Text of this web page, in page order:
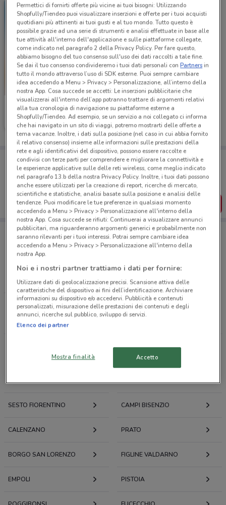
Ferrarelle
Scade il 16/08 1.3 km
Porta DoveConviene sempre con te!
Puoi trovare le migliori offerte dei negozi vicino a te,
salvarle e creare la tua lista del risparmio, comodamente
dal tuo cellulare.
SCARICA L’APP
Negozi di Novità a Firenze
LOACKER
Tutti i negozi
Volantini e offerte intorno a Firenze
SESTO FIORENTINO CAMPI BISENZIO
CALENZANO PRATO
BORGO SAN LORENZO FIGLINE VALDARNO
EMPOLI PISTOIA
Permettici di fornirti offerte più vicine ai tuoi bisogni: Utilizzando
Shopfully/Tiendeo puoi visualizzare inserzioni e offerte per i tuoi acquisti
quotidiani più attinenti ai tuoi gusti e al tuo mondo. Tutto questo è
possibile grazie ad una serie di strumenti e analisi effettuate in base alle
tue attività all'interno dell'applicazione e sulle piattaforme collegate,
come indicato nel paragrafo 2 della Privacy Policy. Per fare questo,
abbiamo bisogno del tuo consenso sull'uso dei dati raccolti a tale fine.
Se dai il tuo consenso condivideremo i tuoi dati personali conPartnersin
tutto il mondo attraverso l’uso di SDK esterne. Puoi sempre cambiare
idea accedendo a Menu > Privacy > Personalizzazione, all’interno della
nostra App. Cosa succede se accetti: Le inserzioni pubblicitarie che
visualizzerai all'interno dell’app potranno trattare di argomenti relativi
alla tua cronologia di navigazione su piattaforme esterne a
Shopfully/Tiendeo. Ad esempio, se un servizio a noi collegato ci informa
che hai navigato in un sito di viaggi, potremo mostrarti delle offerte a
tema vacanze. Inoltre, i dati sulla posizione (nel caso in cui abbia fornito
il relativo consenso) insieme alle informazioni sulle prestazioni della
rete e agli identificativi del dispositivo, possono essere raccolte e
condivisi con terze parti per comprendere e migliorare la connettività e
le esperienze applicative sulle delle reti wireless, come meglio indicato
nel paragrafo 13.b della nostra Privacy Policy. Inoltre, i tuoi dati possono
anche essere utilizzati per la creazione di report, ricerche di mercato,
scientifiche e statistiche, analisi basate sulla posizione e analisi delle
tendenze. Puoi modificare le tue preferenze in qualsiasi momento
accedendo a Menu > Privacy > Personalizzazione all'interno della
nostra App. Cosa succede se rifiuti: Continuerai a visualizzare annunci
pubblicitari, ma riguarderanno argomenti generici e probabilmente non
saranno rilevanti per i tuoi interessi. Potrai sempre cambiare idea
accedendo a Menu > Privacy > Personalizzazione all'interno della
nostra App.
Noi e i nostri partner trattiamo i dati per fornire:
Utilizzare dati di geolocalizzazione precisi. Scansione attiva delle
caratteristiche del dispositivo ai fini dell’identificazione. Archiviare
informazioni su dispositivo e/o accedervi. Pubblicità e contenuti
personalizzati, misurazione delle prestazioni dei contenuti e degli
annunci, ricerche sul pubblico, sviluppo di servizi.
Elenco dei partner
Mostra finalità Accetto